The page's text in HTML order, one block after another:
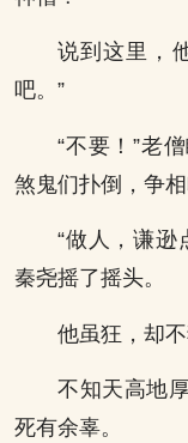
说到这里，
吧。”
“不要！”老
煞鬼们扑倒，争相
“做人，谦逊
秦尧摇了摇头。
他虽狂，却不
不知天高地
死有余辜。